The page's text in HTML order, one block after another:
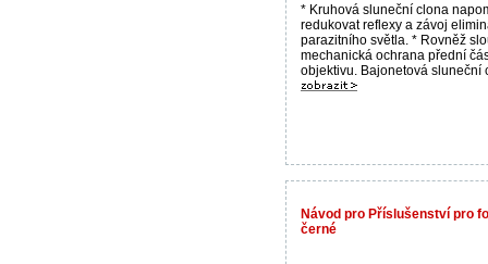
* Kruhová sluneční clona
redukovat reflexy a závoj
parazitního světla. * Rovněž
mechanická ochrana přední
objektivu. Bajonetová sluneční
Návod pro Příslušenství pro
černé